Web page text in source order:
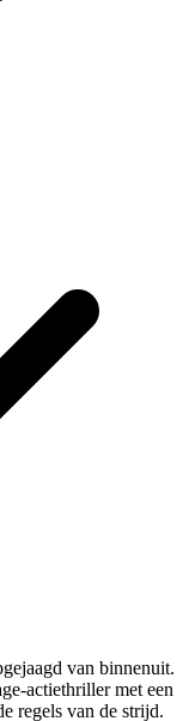
van binnenuit.
actiethriller met een
regels van de strijd.